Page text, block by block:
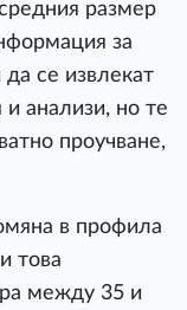
размер
за
се извлекат
анализи, но те
проучване,
в профила
това
между 35 и